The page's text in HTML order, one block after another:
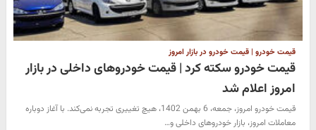
قیمت خودرو | قیمت خودرو در بازار امروز
قیمت خودرو سکته کرد | قیمت خودروهای داخلی در بازار
امروز اعلام شد
قیمت خودرو امروز، جمعه، 6 بهمن 1402، هیچ تغییری تجربه نمی‌کند. با آغاز دوباره
معاملات امروز، بازار خودروهای داخلی و…